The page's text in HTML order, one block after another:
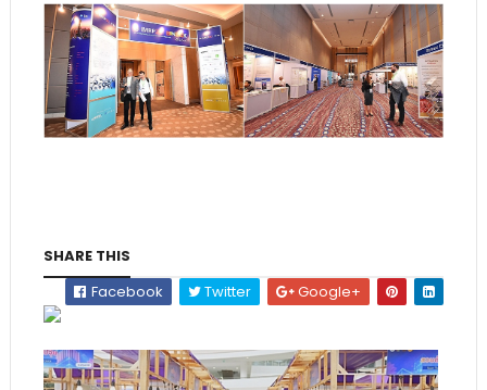
SHARE THIS
Facebook
Twitter Google+